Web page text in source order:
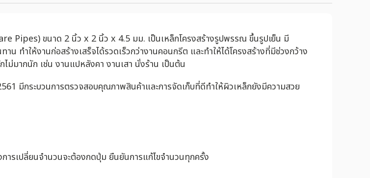
Pipes) ขนาด 2 นิ้ว x 2 นิ้ว x 4.5 มม. เป็นเหล็กโครงสร้างรูปพรรณ ขึ้นรูปเย็น มี
ำให้งานก่อสร้างเสร็จได้รวดเร็วกว่างานคอนกรีต และทำให้ได้โครงสร้างที่มีช่วงกว้าง
ม่มากนัก เช่น งานแปหลังคา งานเสา นั่งร้าน เป็นต้น
มีกระบวนการตรวจสอบคุณภาพสินค้าและการจัดเก็บที่ดีทำให้ผิวเหล็กยังมีความสวย
ารเปลี่ยนจำนวนจะต้องกดปุ่ม ยืนยันการแก้ไขจำนวนทุกครั้ง